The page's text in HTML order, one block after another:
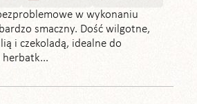
w wykonaniu
smaczny. Dość wilgotne,
i czekoladą, idealne do
herbatk...